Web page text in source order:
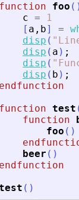
function foo (
c =
1
[ a , b] =
disp ( "
disp ( a ) ;
disp ( "
disp ( b ) ;
endfunction
function test
function
foo ( )
beer ( )
endfunction
( )